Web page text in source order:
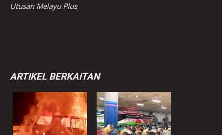
Utusan Melayu Plus
ARTIKEL BERKAITAN